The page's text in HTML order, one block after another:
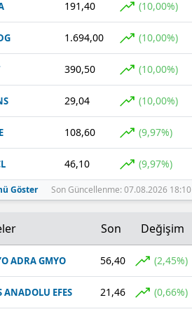
Malatya
Manisa
Kahramanmaraş
Mardin
Muğla
Muş
Nevşehir
Rize
Sakarya
191,40 (10,00%)
1.694,00 (10,00%)
390,50 (10,00%)
29,04 (10,00%)
108,60 (9,97%)
46,10 (9,97%)
Göster Son Güncellenme: 07.08.2026 18:10
Son Değişim
ADRA GMYO 56,40 (2,45%)
ANADOLU EFES 21,46 (0,66%)